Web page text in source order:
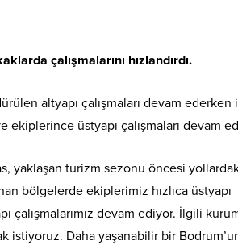
çalışmalarını hızlandırdı.
altyapı çalışmaları devam ederken
ekiplerince üstyapı çalışmaları devam
yaklaşan turizm sezonu öncesi
bölgelerde ekiplerimiz hızlıca üstyapı
çalışmalarımız devam ediyor. İlgili
istiyoruz. Daha yaşanabilir bir